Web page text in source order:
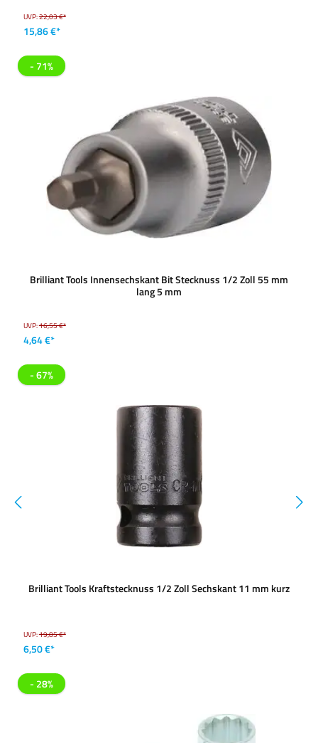
UVP:22,03 €*
15,86 €*
- 71%
Brilliant Tools Innensechskant Bit Stecknuss 1/2 Zoll 55 mm
lang 5 mm
UVP:16,55 €*
4,64 €*
- 67%
Brilliant Tools Kraftstecknuss 1/2 Zoll Sechskant 11 mm kurz
UVP:19,85 €*
6,50 €*
- 28%